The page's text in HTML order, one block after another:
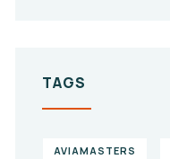
TAGS
AVIAMASTERS